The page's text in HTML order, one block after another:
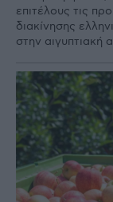
επιτέλους τις
διακίνησης
στην αιγυπτιακή